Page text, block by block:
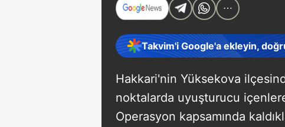
Takvim'i Google'a ekleyin,
Hakkari'nin Yüksekova
noktalarda uyuşturucu
Operasyon kapsamında